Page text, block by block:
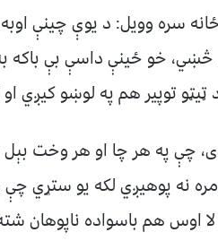
سره وویل: د یوې چینې
څښي، خو ځینې داسې بې
ټيټو توپیر هم په لوښو کیږي
چې په هر چا او هر وخت
نه پوهیږي لکه یو ستړي چې
اوس هم باسواده ناپوهان